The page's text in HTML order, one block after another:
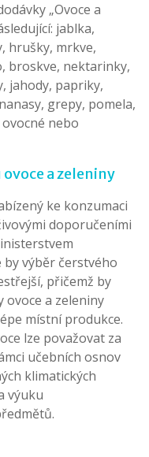
„Ovoce a
jablka,
hrušky, mrkve,
broskve, nektarinky,
jahody, papriky,
grepy, pomela,
nebo
a zeleniny
ke konzumaci
doporučeními
by výběr čerstvého
přičemž by
a zeleniny
místní produkce.
lze považovat za
učebních osnov
klimatických
výuku